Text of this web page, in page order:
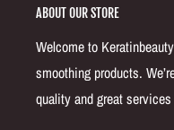
ABOUT OUR STORE
Welcome to
smoothing products.
quality and great